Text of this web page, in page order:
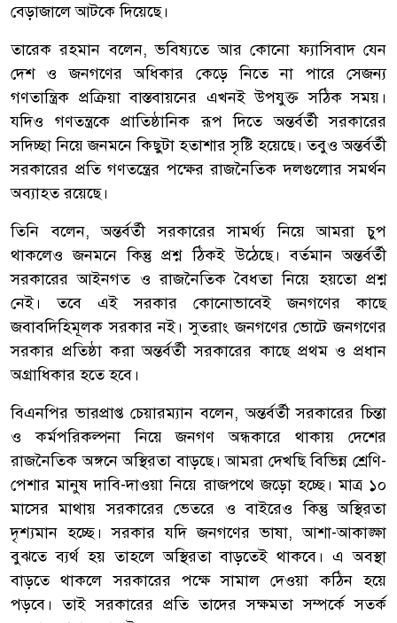
বেড়াজালে আটকে দিয়েছে।
তারেক রহমান বলেন, ভবিষ্যতে আর কোনো ফ্যাসিবাদ যেন
দেশ ও জনগণের অধিকার কেড়ে নিতে না পারে সেজন্য
গণতান্ত্রিক প্রক্রিয়া বাস্তবায়নের এখনই উপযুক্ত সঠিক সময়।
যদিও গণতন্ত্রকে প্রাতিষ্ঠানিক রূপ দিতে অন্তর্বর্তী সরকারের
সদিচ্ছা নিয়ে জনমনে কিছুটা হতাশার সৃষ্টি হয়েছে। তবুও অন্তর্বর্তী
সরকারের প্রতি গণতন্ত্রের পক্ষের রাজনৈতিক দলগুলোর সমর্থন
অব্যাহত রয়েছে।
তিনি বলেন, অন্তর্বর্তী সরকারের সামর্থ্য নিয়ে আমরা চুপ
থাকলেও জনমনে কিন্তু প্রশ্ন ঠিকই উঠেছে। বর্তমান অন্তর্বর্তী
সরকারের আইনগত ও রাজনৈতিক বৈধতা নিয়ে হয়তো প্রশ্ন
নেই। তবে এই সরকার কোনোভাবেই জনগণের কাছে
জবাবদিহিমূলক সরকার নই। সুতরাং জনগণের ভোটে জনগণের
সরকার প্রতিষ্ঠা করা অন্তর্বর্তী সরকারের কাছে প্রথম ও প্রধান
অগ্রাধিকার হতে হবে।
বিএনপির ভারপ্রাপ্ত চেয়ারম্যান বলেন, অন্তর্বর্তী সরকারের চিন্তা
ও কর্মপরিকল্পনা নিয়ে জনগণ অন্ধকারে থাকায় দেশের
রাজনৈতিক অঙ্গনে অস্থিরতা বাড়ছে। আমরা দেখছি বিভিন্ন শ্রেণি-
পেশার মানুষ দাবি-দাওয়া নিয়ে রাজপথে জড়ো হচ্ছে। মাত্র ১০
মাসের মাথায় সরকারের ভেতরে ও বাইরেও কিন্তু অস্থিরতা
দৃশ্যমান হচ্ছে। সরকার যদি জনগণের ভাষা, আশা-আকাঙ্ক্ষা
বুঝতে ব্যর্থ হয় তাহলে অস্থিরতা বাড়তেই থাকবে। এ অবস্থা
বাড়তে থাকলে সরকারের পক্ষে সামাল দেওয়া কঠিন হয়ে
পড়বে। তাই সরকারের প্রতি তাদের সক্ষমতা সম্পর্কে সতর্ক